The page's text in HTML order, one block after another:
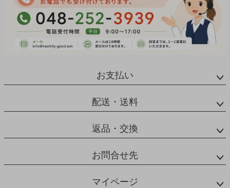
お支払い
配送・送料
返品・交換
お問合せ先
マイページ